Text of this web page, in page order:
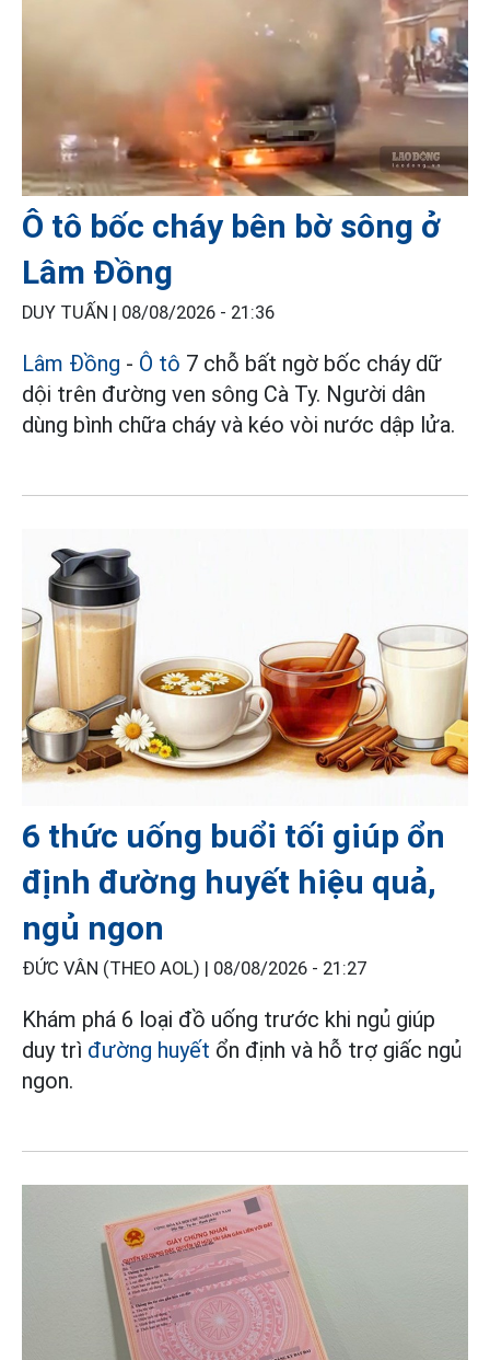
Ô tô bốc cháy bên bờ sông ở
Lâm Đồng
DUY TUẤN | 08/08/2026 - 21:36
Lâm Đồng - Ô tô 7 chỗ bất ngờ bốc cháy dữ
dội trên đường ven sông Cà Ty. Người dân
dùng bình chữa cháy và kéo vòi nước dập lửa.
6 thức uống buổi tối giúp ổn
định đường huyết hiệu quả,
ngủ ngon
ĐỨC VÂN (THEO AOL) | 08/08/2026 - 21:27
Khám phá 6 loại đồ uống trước khi ngủ giúp
duy trì đường huyết ổn định và hỗ trợ giấc ngủ
ngon.